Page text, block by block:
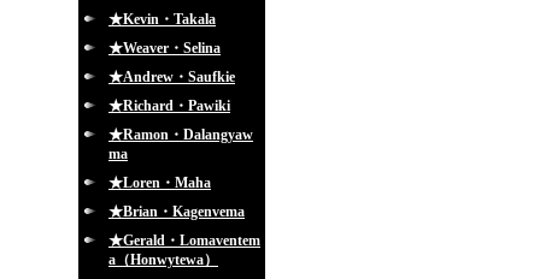
★Kevin・Takala
★Weaver・Selina
★Andrew・Saufkie
★Richard・Pawiki
★Ramon・Dalangyaw
ma
★Loren・Maha
★Brian・Kagenvema
★Gerald・Lomaventem
a（Honwytewa）